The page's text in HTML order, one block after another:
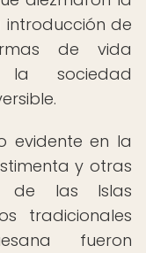
de
de vida
la sociedad
evidente en la
y otras
de las Islas
tradicionales
fueron